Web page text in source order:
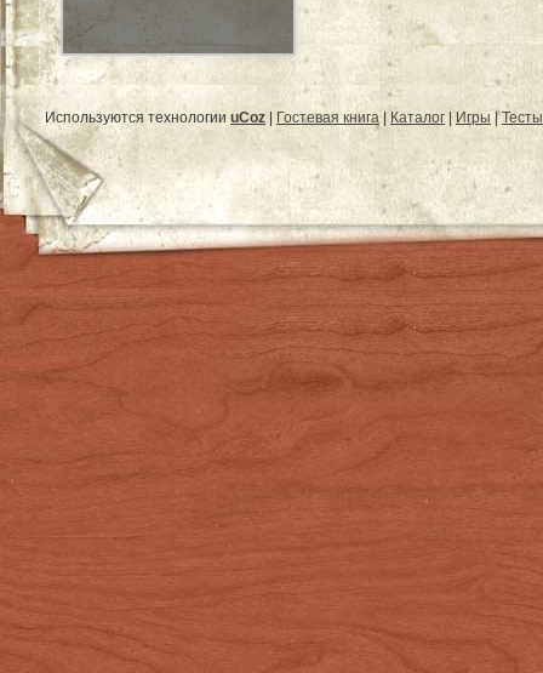
Используются технологии uCoz Гостевая книга| Каталог Игры |Тесты